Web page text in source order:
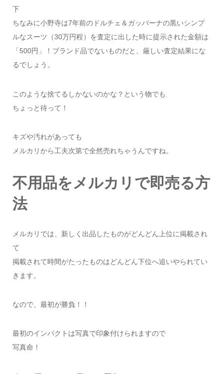
下
ちなみに小野寺は7年前のドルチェ＆ガッバーナの黒いシンプ
ルなスーツ（30万円程）を査定に出した時に提示された金額は
「500円」！ブランド品でないものだと、厳しい査定結果にな
るでしょう。
このような捨てるしかないのかな？という物でも
ちょっと待って！
キズや汚れがあっても
メルカリから工夫次第で全然売れちゃうんですね。
不用品をメルカリで即売る方
法
メルカリでは、新しく出品したものがどんどん上位に掲載され
て
掲載されて時間がたったものはどんどん下位へ追いやられてい
きます。
なので、最初が勝負！！
最初のインパクトは写真で印象付けられますので
写真命！